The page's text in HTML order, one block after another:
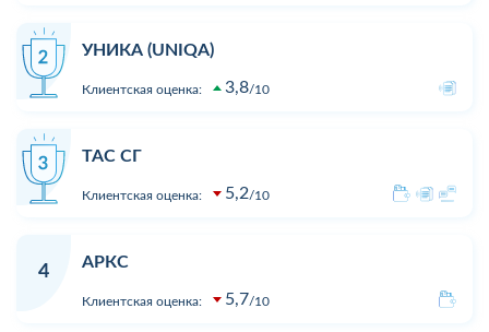
УНИКА (UNIQA)
Клиентская оценка: 3,8 10
ТАС СГ
Клиентская оценка: 5,2 10
4
АРКС
Клиентская оценка: 5,7 10